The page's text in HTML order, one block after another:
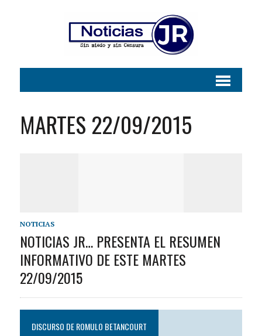
MARTES 22/09/2015
NOTICIAS
NOTICIAS JR… PRESENTA EL RESUMEN
INFORMATIVO DE ESTE MARTES
22/09/2015
DISCURSO DE ROMULO BETANCOURT